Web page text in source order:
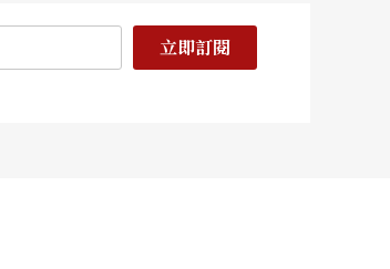
立即訂閱